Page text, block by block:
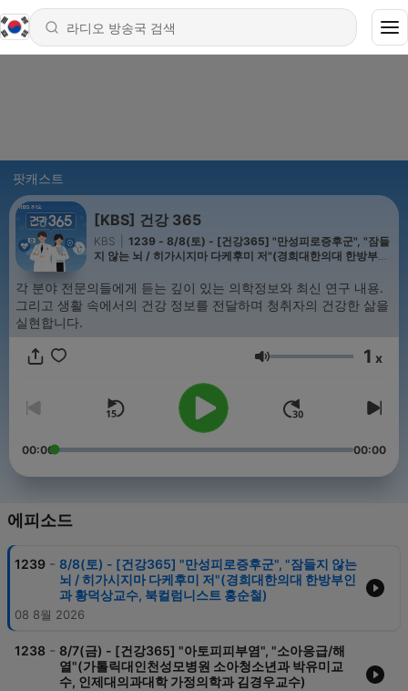
팟캐스트
[KBS] 건강 365
KBS
1239 - 8/8(토) - [건강365] "만성피로증후군", "잠들
지 않는 뇌 / 히가시지마 다케후미 저"(경희대한의대 한방부인
각 분야 전문의들에게 듣는 깊이 있는 의학정보와 최신 연구 내용.
그리고 생활 속에서의 건강 정보를 전달하며 청취자의 건강한 삶을
실현합니다.
음량 1 x
00:00 00:00
에피소드
1239 - 8/8(토) - [건강365] "만성피로증후군", "잠들지 않는
뇌 / 히가시지마 다케후미 저"(경희대한의대 한방부인
과 황덕상교수, 북컬럼니스트 홍순철)
08 8월 2026
1238 - 8/7(금) - [건강365] "아토피피부염", "소아응급/해
열"(가톨릭대인천성모병원 소아청소년과 박유미교
수, 인제대의과대학 가정의학과 김경우교수)